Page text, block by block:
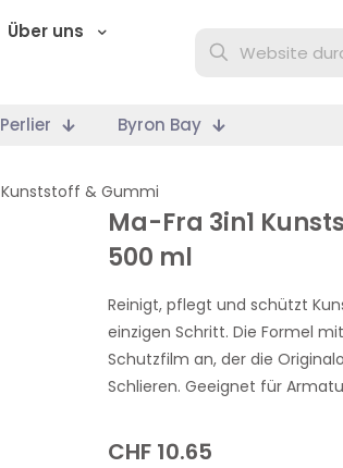
Über uns
Perlier Byron Bay
& Gummi
Ma-Fra 3in1
500 ml
Reinigt, pflegt und schützt
einzigen Schritt. Die Formel
Schutzfilm an, der die
Schlieren. Geeignet für
CHF 10.65